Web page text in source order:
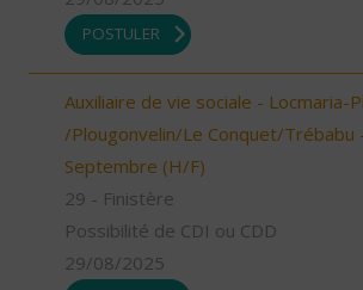
POSTULER
Auxiliaire de vie sociale - Locmaria-
/Plougonvelin/Le Conquet/Trébabu
Septembre (H/F)
29 - Finistère
Possibilité de CDI ou CDD
29/08/2025